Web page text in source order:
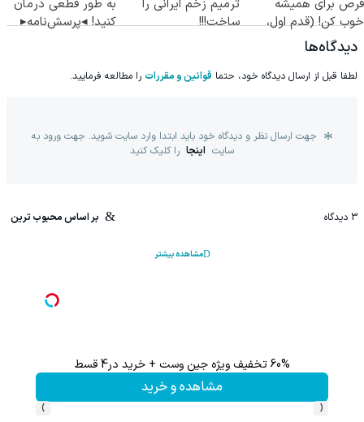
قرص برای همیشه
خوب کن! (قدم اول،
پرسش‌نامه)
ترمیم زخم ایرانی را
ساخت!!!
به طور قطعی درمان
کنید! ◂پرسش‌نامه▸
دیدگاه‌ها
لطفا قبل از ارسال دیدگاه خود، حتما قوانین و مقررات را مطالعه فرمایید.
جهت ارسال نظر و دیدگاه خود باید ابتدا وارد سایت شوید. جهت ورود به
سایت اینجا را کلیک کنید
3 دیدگاه بر اساس محبوب ترین
مشاهده بیشتر
60% تخفیف ویژه جین وست + خرید در4 قسط
مشاهده و خرید
‹
›